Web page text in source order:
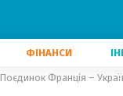
ФІНАНСИ
Поєдинок Франція –